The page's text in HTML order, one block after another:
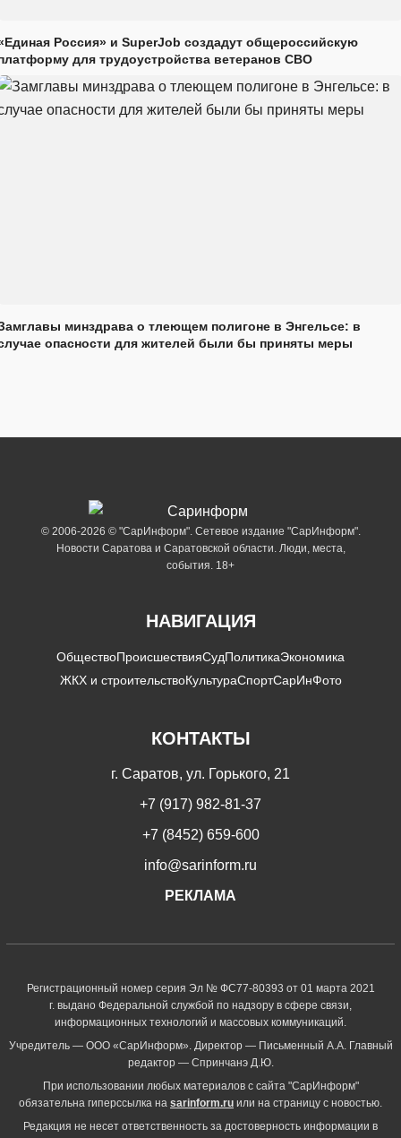
Россия» и SuperJob создадут общероссийскую
для трудоустройства ветеранов СВО
минздрава о тлеющем полигоне в Энгельсе: в
опасности для жителей были бы приняты меры
© 2006-2026 © "СарИнформ". Сетевое издание "СарИнформ".
Новости Саратова и Саратовской области. Люди, места,
события. 18+
НАВИГАЦИЯ
ОбществоПроисшествияСудПолитикаЭкономика
ЖКХ и строительствоКультураСпортСарИнФото
КОНТАКТЫ
г. Саратов, ул. Горького, 21
+7 (917) 982-81-37
+7 (8452) 659-600
info@sarinform.ru
РЕКЛАМА
Регистрационный номер серия Эл № ФС77-80393 от 01 марта 2021
г. выдано Федеральной службой по надзору в сфере связи,
информационных технологий и массовых коммуникаций.
Учредитель — ООО «СарИнформ». Директор — Письменный А.А. Главный
редактор — Спринчанэ Д.Ю.
При использовании любых материалов с сайта "СарИнформ"
обязательна гиперссылка на sarinform.ru или на страницу с новостью.
Редакция не несет ответственность за достоверность информации в